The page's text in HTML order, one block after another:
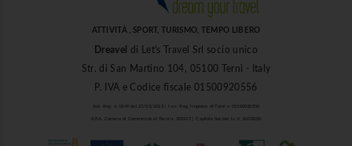
ATTIVITÀ , SPORT, TURISMO, TEMPO LIBERO
Dreavel
di Let's Travel Srl socio unico
Str. di San Martino 104, 05100 Terni - Italy
P. IVA e Codice fiscale 01500920556
Aut. Reg. n. 1849 del 27/03/2013 | Iscr. Reg. Imprese di Terni n. 01500920556
R.E.A. Camera di Commercio di Terni n. 101937 | Capitale Sociale i.v. € 10.000,00